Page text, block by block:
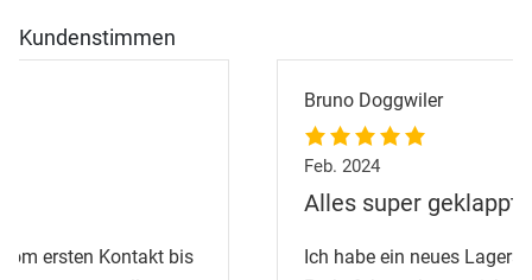
Kundenstimmen
Ich habe ein neues Lagerauto gekauft, die